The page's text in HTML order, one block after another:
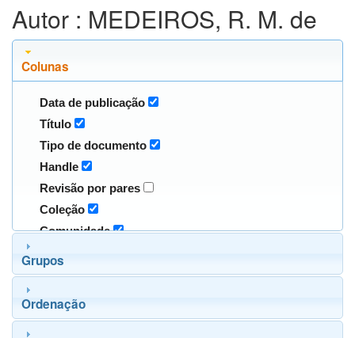
Autor : MEDEIROS, R. M. de
Colunas
Data de publicação
Título
Tipo de documento
Handle
Revisão por pares
Coleção
Comunidade
Grupos
Ordenação